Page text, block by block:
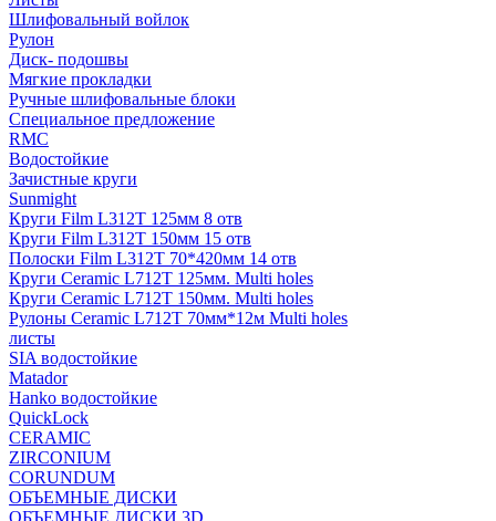
Шлифовальный войлок
Рулон
Диск- подошвы
Мягкие прокладки
Ручные шлифовальные блоки
Специальное предложение
RMC
Водостойкие
Зачистные круги
Sunmight
Круги Film L312T 125мм 8 отв
Круги Film L312T 150мм 15 отв
Полоски Film L312T 70*420мм 14 отв
Круги Ceramic L712T 125мм. Multi holes
Круги Ceramic L712T 150мм. Multi holes
Рулоны Ceramic L712T 70мм*12м Multi holes
листы
SIA водостойкие
Matador
Hanko водостойкие
QuickLock
CERAMIC
ZIRCONIUM
СORUNDUM
ОБЪЕМНЫЕ ДИСКИ
ОБЪЕМНЫЕ ДИСКИ 3D